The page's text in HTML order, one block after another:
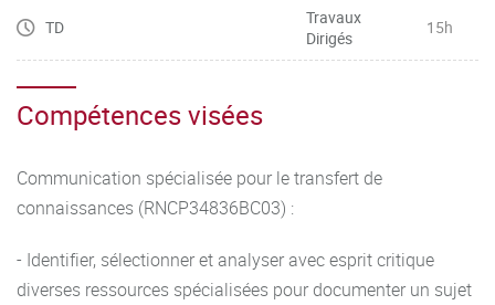
TD
Travaux
Dirigés
15h
Compétences visées
Communication spécialisée pour le transfert de
connaissances (RNCP34836BC03) :
- Identifier, sélectionner et analyser avec esprit critique
diverses ressources spécialisées pour documenter un sujet